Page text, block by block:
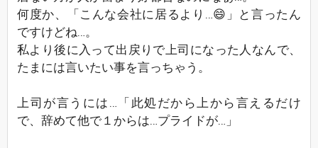
何度か、「こんな会社に居るより…😄」と言ったん
ですけどね…。
私より後に入って出戻りで上司になった人なんで、
たまには言いたい事を言っちゃう。
上司が言うには…「此処だから上から言えるだけ
で、辞めて他で１からは…プライドが…」